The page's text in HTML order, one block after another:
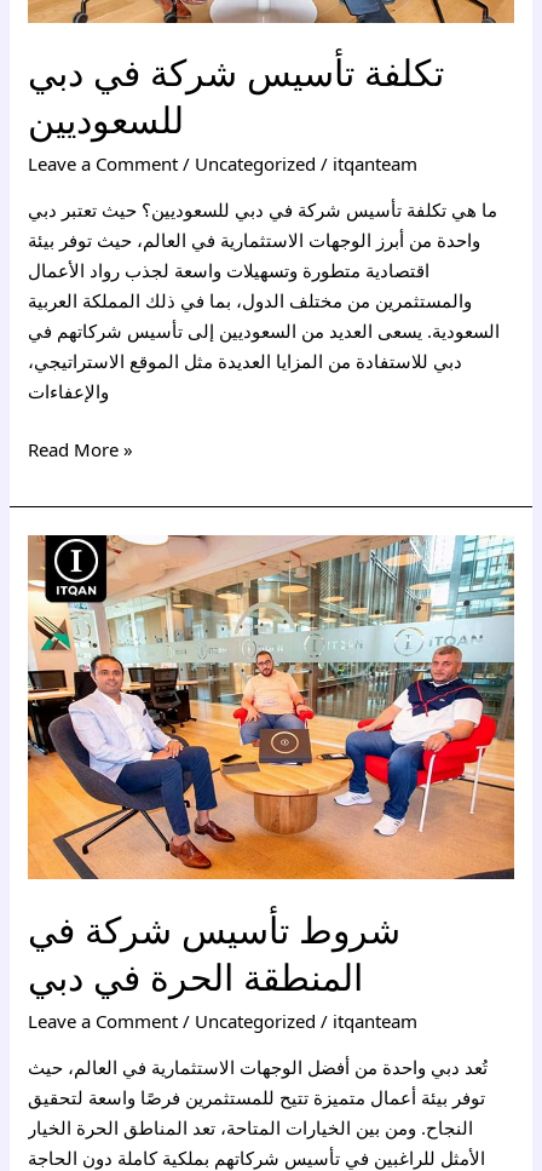
تكلفة تأسيس شركة في دبي
للسعوديين
Leave a Comment / Uncategorized / itqanteam
ما هي تكلفة تأسيس شركة في دبي للسعوديين؟ حيث تعتبر دبي
واحدة من أبرز الوجهات الاستثمارية في العالم، حيث توفر بيئة
اقتصادية متطورة وتسهيلات واسعة لجذب رواد الأعمال
والمستثمرين من مختلف الدول، بما في ذلك المملكة العربية
السعودية. يسعى العديد من السعوديين إلى تأسيس شركاتهم في
دبي للاستفادة من المزايا العديدة مثل الموقع الاستراتيجي،
والإعفاءات
Read More »
شروط تأسيس شركة في
المنطقة الحرة في دبي
Leave a Comment / Uncategorized / itqanteam
تُعد دبي واحدة من أفضل الوجهات الاستثمارية في العالم، حيث
توفر بيئة أعمال متميزة تتيح للمستثمرين فرصًا واسعة لتحقيق
النجاح. ومن بين الخيارات المتاحة، تعد المناطق الحرة الخيار
الأمثل للراغبين في تأسيس شركاتهم بملكية كاملة دون الحاجة
شروط
تأسيس
شركة
في
المنطقة
الحرة
في
دبي